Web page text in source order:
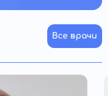
Все врачи